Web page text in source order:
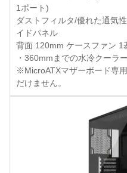
1ポート)
ダストフィルタ/優れた通気
イドパネル
背面 120mm ケースファン 1
・360mmまでの水冷クーラ
※MicroATXマザーボード専
だけません。